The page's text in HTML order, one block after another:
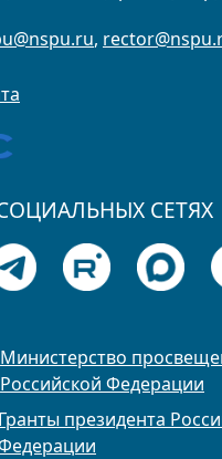
,
СЕТЯХ
Министерство
Российской Федерации
Гранты президента